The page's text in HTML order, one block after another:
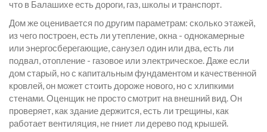
что в Балашихе есть дороги, газ, школы и транспорт.
Дом же оценивается по другим параметрам: сколько этажей,
из чего построен, есть ли утепление, окна - однокамерные
или энергосберегающие, санузел один или два, есть ли
подвал, отопление - газовое или электрическое. Даже если
дом старый, но с капитальным фундаментом и качественной
кровлей, он может стоить дороже нового, но с хлипкими
стенами. Оценщик не просто смотрит на внешний вид. Он
проверяет, как здание держится, есть ли трещины, как
работает вентиляция, не гниет ли дерево под крышей.